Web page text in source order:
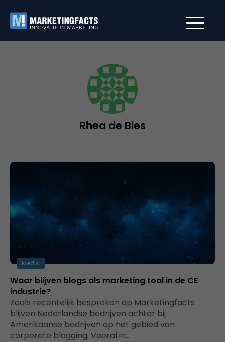
Rhea de Bies
Media
Waar blijven blogs als marketing tool in de CE
industrie?
Zoals recentelijk besproken op Marketingfacts
blijven Nederlandse bedrijven achter bij
Amerikaanse bedrijven op het gebied van
corporate blogging. Vooral in…